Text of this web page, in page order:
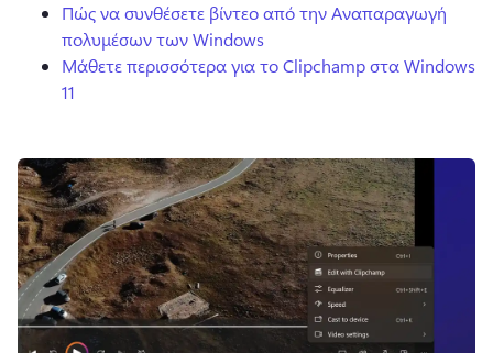
Πώς να συνθέσετε βίντεο από την Αναπαραγωγή
πολυμέσων των Windows
Μάθετε περισσότερα για το Clipchamp στα Windows
11